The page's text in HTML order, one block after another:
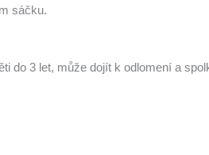
sáčku.
do 3 let, může dojít k odlomení a